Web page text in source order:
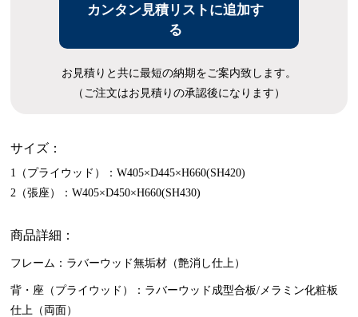
カンタン見積リストに追加す
る
お見積りと共に最短の納期をご案内致します。
（ご注文はお見積りの承認後になります）
サイズ：
1（プライウッド）：W405×D445×H660(SH420)
2（張座）：W405×D450×H660(SH430)
商品詳細：
フレーム：ラバーウッド無垢材（艶消し仕上）
背・座（プライウッド）：ラバーウッド成型合板/メラミン化粧板
仕上（両面）